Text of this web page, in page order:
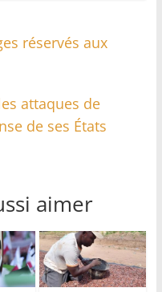
réservés aux
attaques de
de ses États
aimer